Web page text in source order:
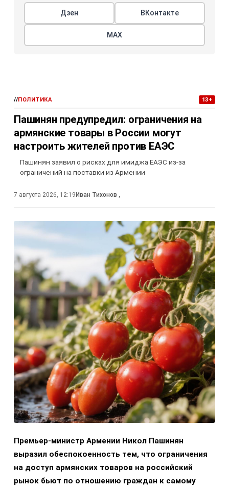
Дзен ВКонтакте
МАХ
//ПОЛИТИКА 13+
Пашинян предупредил: ограничения на
армянские товары в России могут
настроить жителей против ЕАЭС
Пашинян заявил о рисках для имиджа ЕАЭС из-за
ограничений на поставки из Армении
7 августа 2026, 12:19 Иван Тихонов ,
Премьер-министр Армении Никол Пашинян
выразил обеспокоенность тем, что ограничения
на доступ армянских товаров на российский
рынок бьют по отношению граждан к самому